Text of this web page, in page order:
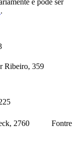
.
Ribeiro, 359
2760 Fontre